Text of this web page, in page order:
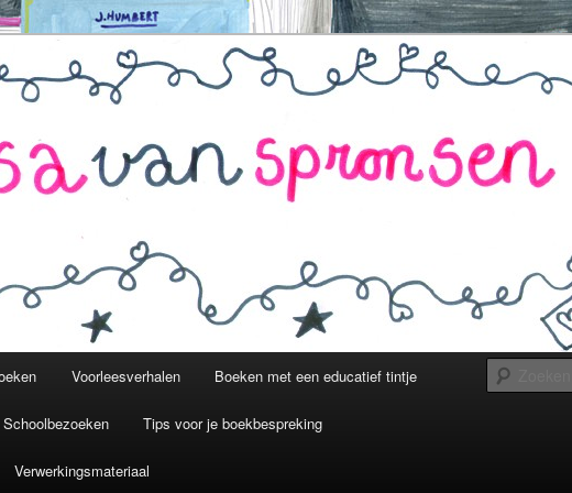
Voorleesverhalen Boeken met een educatief tintje
Tips voor je boekbespreking
Verwerkingsmateriaal